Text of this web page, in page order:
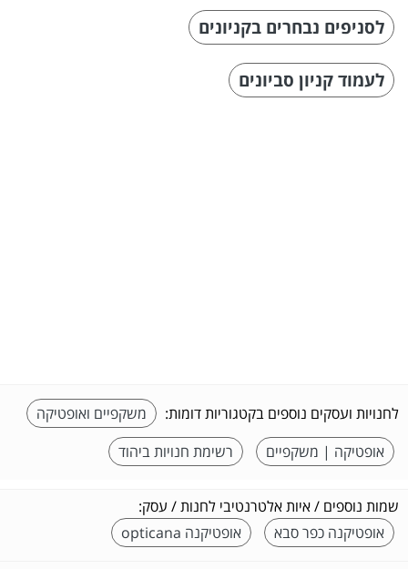
לסניפים נבחרים בקניונים
לעמוד קניון סביונים
לחנויות ועסקים נוספים בקטגוריות דומות:
משקפיים ואופטיקה
אופטיקה | משקפיים
רשימת חנויות ביהוד
שמות נוספים / איות אלטרנטיבי לחנות / עסק:
אופטיקנה כפר סבא
אופטיקנה opticana